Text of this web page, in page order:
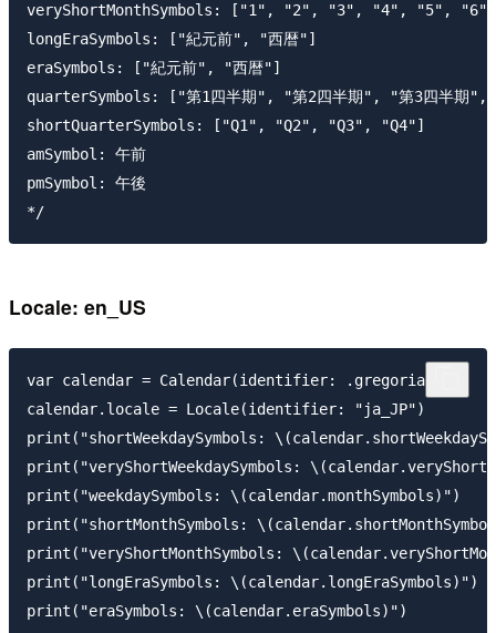
veryShortMonthSymbols: ["1", "2", "3", "4", "5",
longEraSymbols: ["紀元前", "西暦"]
eraSymbols: ["紀元前", "西暦"]
quarterSymbols: ["第1四半期", "第2四半期", "第3四半期",
shortQuarterSymbols: ["Q1", "Q2", "Q3", "Q4"]
amSymbol: 午前
pmSymbol: 午後
Locale: en_US
var calendar = Calendar(identifier: .gregorian)
calendar.locale = Locale(identifier: "ja_JP")
print("shortWeekdaySymbols:
print("veryShortWeekdaySymbols:
print("weekdaySymbols: \(calendar.monthSymbols)")
print("shortMonthSymbols:
print("veryShortMonthSymbols:
print("longEraSymbols: \(calendar.longEraSymbols)")
print("eraSymbols: \(calendar.eraSymbols)")